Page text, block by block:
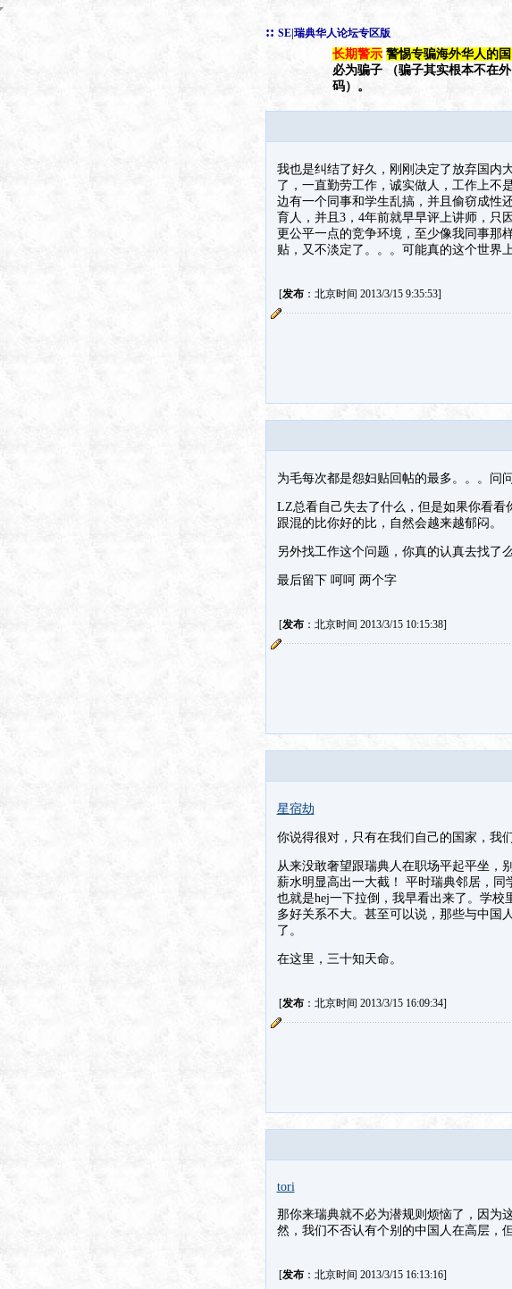
:: SE|瑞典华人论坛专区版
长期警示 警惕专骗海外华人的
必为骗子 （骗子其实根本不在
码）。
我也是纠结了好久，刚刚决定了放弃国内
了，一直勤劳工作，诚实做人，工作上不
边有一个同事和学生乱搞，并且偷窃成性
育人，并且3，4年前就早早评上讲师，只
更公平一点的竞争环境，至少像我同事那
贴，又不淡定了。。。可能真的这个世界
[发布：北京时间 2013/3/15 9:35:53]
为毛每次都是怨妇贴回帖的最多。。。问
LZ总看自己失去了什么，但是如果你看
跟混的比你好的比，自然会越来越郁闷。
另外找工作这个问题，你真的认真去找了
最后留下 呵呵 两个字
[发布：北京时间 2013/3/15 10:15:38]
星宿劫
你说得很对，只有在我们自己的国家，我
从来没敢奢望跟瑞典人在职场平起平坐，
薪水明显高出一大截！ 平时瑞典邻居，同
也就是hej一下拉倒，我早看出来了。学
多好关系不大。甚至可以说，那些与中国
了。
在这里，三十知天命。
[发布：北京时间 2013/3/15 16:09:34]
tori
那你来瑞典就不必为潜规则烦恼了，因为
然，我们不否认有个别的中国人在高层，
[发布：北京时间 2013/3/15 16:13:16]